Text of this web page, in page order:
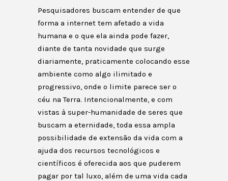
Pesquisadores buscam entender de que
forma a internet tem afetado a vida
humana e o que ela ainda pode fazer,
diante de tanta novidade que surge
diariamente, praticamente colocando esse
ambiente como algo ilimitado e
progressivo, onde o limite parece ser o
céu na Terra. Intencionalmente, e com
vistas à super-humanidade de seres que
buscam a eternidade, toda essa ampla
possibilidade de extensão da vida com a
ajuda dos recursos tecnológicos e
científicos é oferecida aos que puderem
pagar por tal luxo, além de uma vida cada